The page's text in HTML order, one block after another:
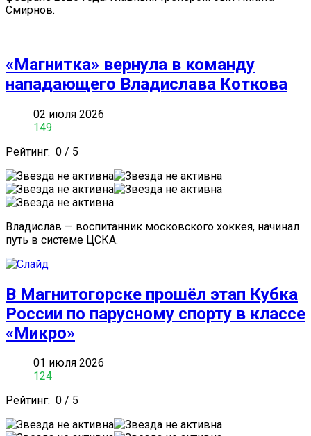
Смирнов.
«Магнитка» вернула в команду
нападающего Владислава Коткова
02 июля 2026
149
Рейтинг: 0 / 5
Владислав — воспитанник московского хоккея, начинал
путь в системе ЦСКА.
В Магнитогорске прошёл этап Кубка
России по парусному спорту в классе
«Микро»
01 июля 2026
124
Рейтинг: 0 / 5